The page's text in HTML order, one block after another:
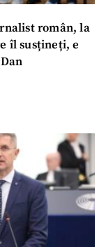
român, la
îl susțineți, e